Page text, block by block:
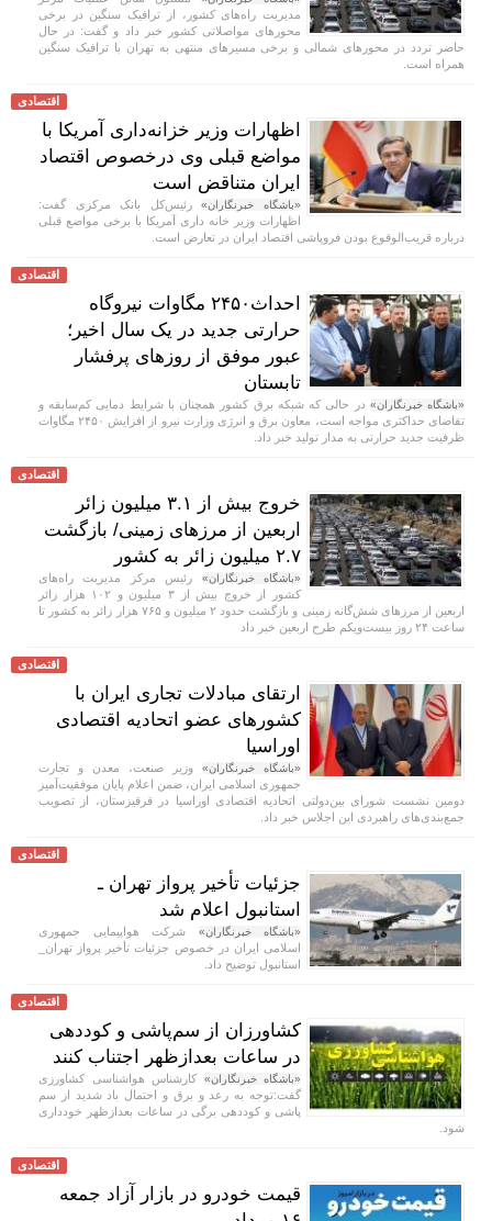
مدیریت راه‌های کشور، از ترافیک سنگین در برخی
محورهای مواصلاتی کشور خبر داد و گفت: در حال
حاضر تردد در محورهای شمالی و برخی مسیرهای منتهی به تهران با ترافیک سنگین
همراه است.
اقتصادی
اظهارات وزیر خزانه‌داری آمریکا با
مواضع قبلی وی درخصوص اقتصاد
ایران متناقض است
«باشگاه خبرنگاران»رئیس‌کل بانک مرکزی گفت:
اظهارات وزیر خانه داری آمریکا با برخی مواضع قبلی
درباره قریب‌الوقوع بودن فروپاشی اقتصاد ایران در تعارض است.
اقتصادی
احداث۲۴۵۰ مگاوات نیروگاه
حرارتی جدید در یک سال اخیر؛
عبور موفق از روز‌های پرفشار
تابستان
«باشگاه خبرنگاران» در حالی که شبکه برق کشور همچنان با شرایط دمایی کم‌سابقه و
تقاضای حداکثری مواجه است، معاون برق و انرژی وزارت نیرو از افزایش ۲۴۵۰ مگاوات
ظرفیت جدید حرارتی به مدار تولید خبر داد.
اقتصادی
خروج بیش از ۳.۱ میلیون زائر
اربعین از مرزهای زمینی/ بازگشت
۲.۷ میلیون زائر به کشور
«باشگاه خبرنگاران» رئیس مرکز مدیریت راه‌های
کشور از خروج بیش از ۳ میلیون و ۱۰۲ هزار زائر
اربعین از مرزهای شش‌گانه زمینی و بازگشت حدود ۲ میلیون و ۷۶۵ هزار زائر به کشور تا
ساعت ۲۴ روز بیست‌ویکم طرح اربعین خبر داد
اقتصادی
ارتقای مبادلات تجاری ایران با
کشور‌های عضو اتحادیه اقتصادی
اوراسیا
«باشگاه خبرنگاران» وزیر صنعت، معدن و تجارت
جمهوری اسلامی ایران، ضمن اعلام پایان موفقیت‌آمیز
دومین نشست شورای بین‌دولتی اتحادیه اقتصادی اوراسیا در قرقیزستان، از تصویب
جمع‌بندی‌های راهبردی این اجلاس خبر داد.
اقتصادی
جزئیات تأخیر پرواز تهران ـ
استانبول اعلام شد
«باشگاه خبرنگاران» شرکت هواپیمایی جمهوری
اسلامی ایران در خصوص جزئیات تأخیر پرواز تهران_
استانبول توضیح داد.
اقتصادی
کشاورزان از سم‌پاشی و کوددهی
در ساعات بعدازظهر اجتناب کنند
«باشگاه خبرنگاران» کارشناس هواشناسی کشاورزی
گفت:توجه به رعد و برق و احتمال باد شدید از سم
پاشی و کوددهی برگی در ساعات بعدازظهر خودداری
شود.
اقتصادی
قیمت خودرو در بازار آزاد جمعه